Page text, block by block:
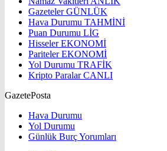
GazetelerGÜNLÜK
Hava Durumu TAHMİNİ
Puan Durumu LİG
HisselerEKONOMİ
ParitelerEKONOMİ
Yol Durumu TRAFİK
Kripto ParalarCANLI
GazetePosta
Hava Durumu
Yol Durumu
Günlük Burç Yorumları